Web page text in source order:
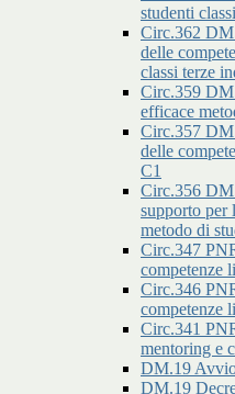
studenti
Circ.362
delle
classi terze
Circ.359
efficace
Circ.357
delle
C1
Circ.356
supporto per
metodo di
Circ.347
competenze
Circ.346
competenze
Circ.341
mentoring e
DM.19
DM.19